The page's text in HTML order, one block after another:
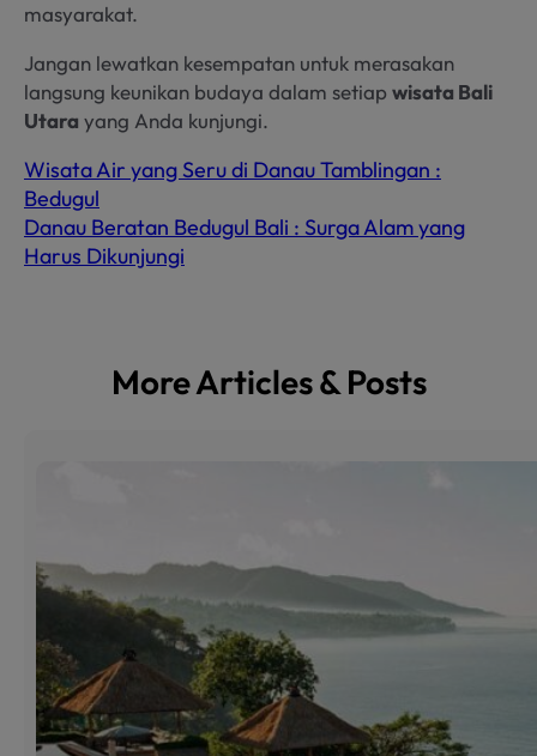
masyarakat.
Jangan lewatkan kesempatan untuk merasakan
langsung keunikan budaya dalam setiap wisata Bali
Utara yang Anda kunjungi.
Wisata Air yang Seru di Danau Tamblingan :
Bedugul
Danau Beratan Bedugul Bali : Surga Alam yang
Harus Dikunjungi
More Articles & Posts